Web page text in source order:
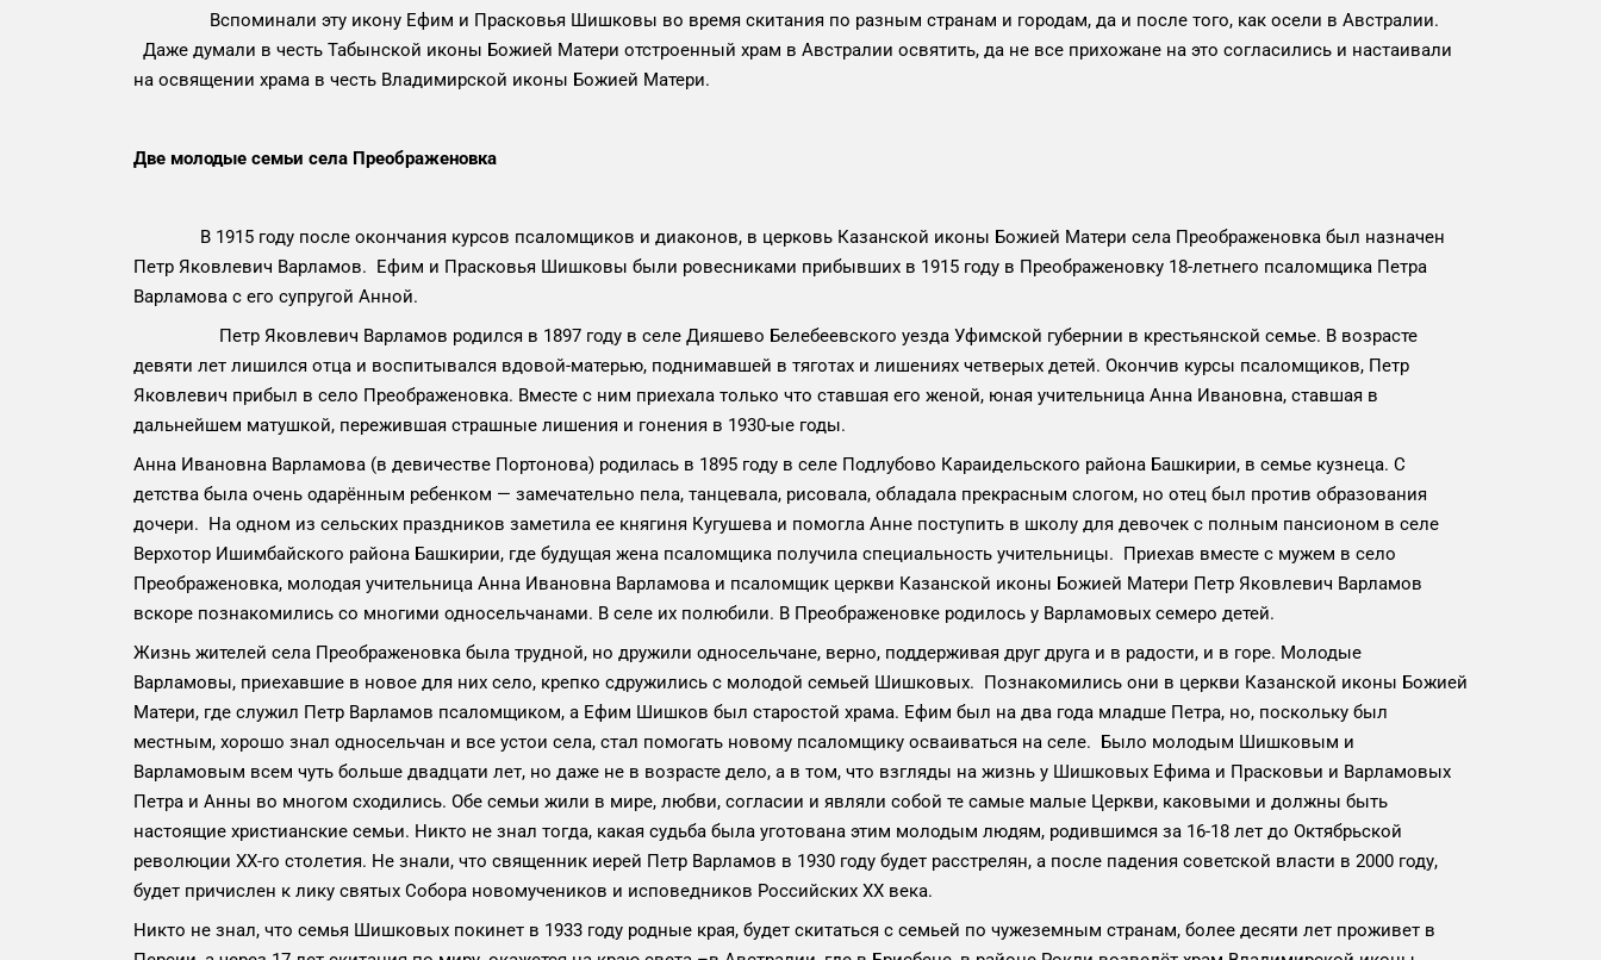
Вспоминали эту икону Ефим и Прасковья Шишковы во время скитания по разным странам и городам, да и после того, как осели в Австралии.
Даже думали в честь Табынской иконы Божией Матери отстроенный храм в Австралии освятить, да не все прихожане на это согласились и настаивали
на освящении храма в честь Владимирской иконы Божией Матери.
Две молодые семьи села Преображеновка
В 1915 году после окончания курсов псаломщиков и диаконов, в церковь Казанской иконы Божией Матери села Преображеновка был назначен
Петр Яковлевич Варламов. Ефим и Прасковья Шишковы были ровесниками прибывших в 1915 году в Преображеновку 18-летнего псаломщика Петра
Варламова с его супругой Анной.
Петр Яковлевич Варламов родился в 1897 году в селе Дияшево Белебеевского уезда Уфимской губернии в крестьянской семье. В возрасте
девяти лет лишился отца и воспитывался вдовой-матерью, поднимавшей в тяготах и лишениях четверых детей. Окончив курсы псаломщиков, Петр
Яковлевич прибыл в село Преображеновка. Вместе с ним приехала только что ставшая его женой, юная учительница Анна Ивановна, ставшая в
дальнейшем матушкой, пережившая страшные лишения и гонения в 1930-ые годы.
Анна Ивановна Варламова (в девичестве Портонова) родилась в 1895 году в селе Подлубово Караидельского района Башкирии, в семье кузнеца. С
детства была очень одарённым ребенком — замечательно пела, танцевала, рисовала, обладала прекрасным слогом, но отец был против образования
дочери. На одном из сельских праздников заметила ее княгиня Кугушева и помогла Анне поступить в школу для девочек с полным пансионом в селе
Верхотор Ишимбайского района Башкирии, где будущая жена псаломщика получила специальность учительницы. Приехав вместе с мужем в село
Преображеновка, молодая учительница Анна Ивановна Варламова и псаломщик церкви Казанской иконы Божией Матери Петр Яковлевич Варламов
вскоре познакомились со многими односельчанами. В селе их полюбили. В Преображеновке родилось у Варламовых семеро детей.
Жизнь жителей села Преображеновка была трудной, но дружили односельчане, верно, поддерживая друг друга и в радости, и в горе. Молодые
Варламовы, приехавшие в новое для них село, крепко сдружились с молодой семьей Шишковых. Познакомились они в церкви Казанской иконы Божией
Матери, где служил Петр Варламов псаломщиком, а Ефим Шишков был старостой храма. Ефим был на два года младше Петра, но, поскольку был
местным, хорошо знал односельчан и все устои села, стал помогать новому псаломщику осваиваться на селе. Было молодым Шишковым и
Варламовым всем чуть больше двадцати лет, но даже не в возрасте дело, а в том, что взгляды на жизнь у Шишковых Ефима и Прасковьи и Варламовых
Петра и Анны во многом сходились. Обе семьи жили в мире, любви, согласии и являли собой те самые малые Церкви, каковыми и должны быть
настоящие христианские семьи. Никто не знал тогда, какая судьба была уготована этим молодым людям, родившимся за 16-18 лет до Октябрьской
революции XX-го столетия. Не знали, что священник иерей Петр Варламов в 1930 году будет расстрелян, а после падения советской власти в 2000 году,
будет причислен к лику святых Собора новомучеников и исповедников Российских ХХ века.
Никто не знал, что семья Шишковых покинет в 1933 году родные края, будет скитаться с семьей по чужеземным странам, более десяти лет проживет в